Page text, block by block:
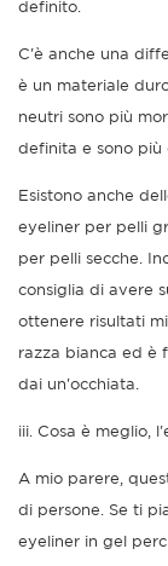
definito.
C'è anche una
è un materiale
neutri sono più
definita e sono più
Esistono anche
eyeliner per pelli
per pelli secche.
consiglia di avere
ottenere risultati
razza bianca ed è
dai un'occhiata.
iii. Cosa è meglio,
A mio parere,
di persone. Se ti
eyeliner in gel